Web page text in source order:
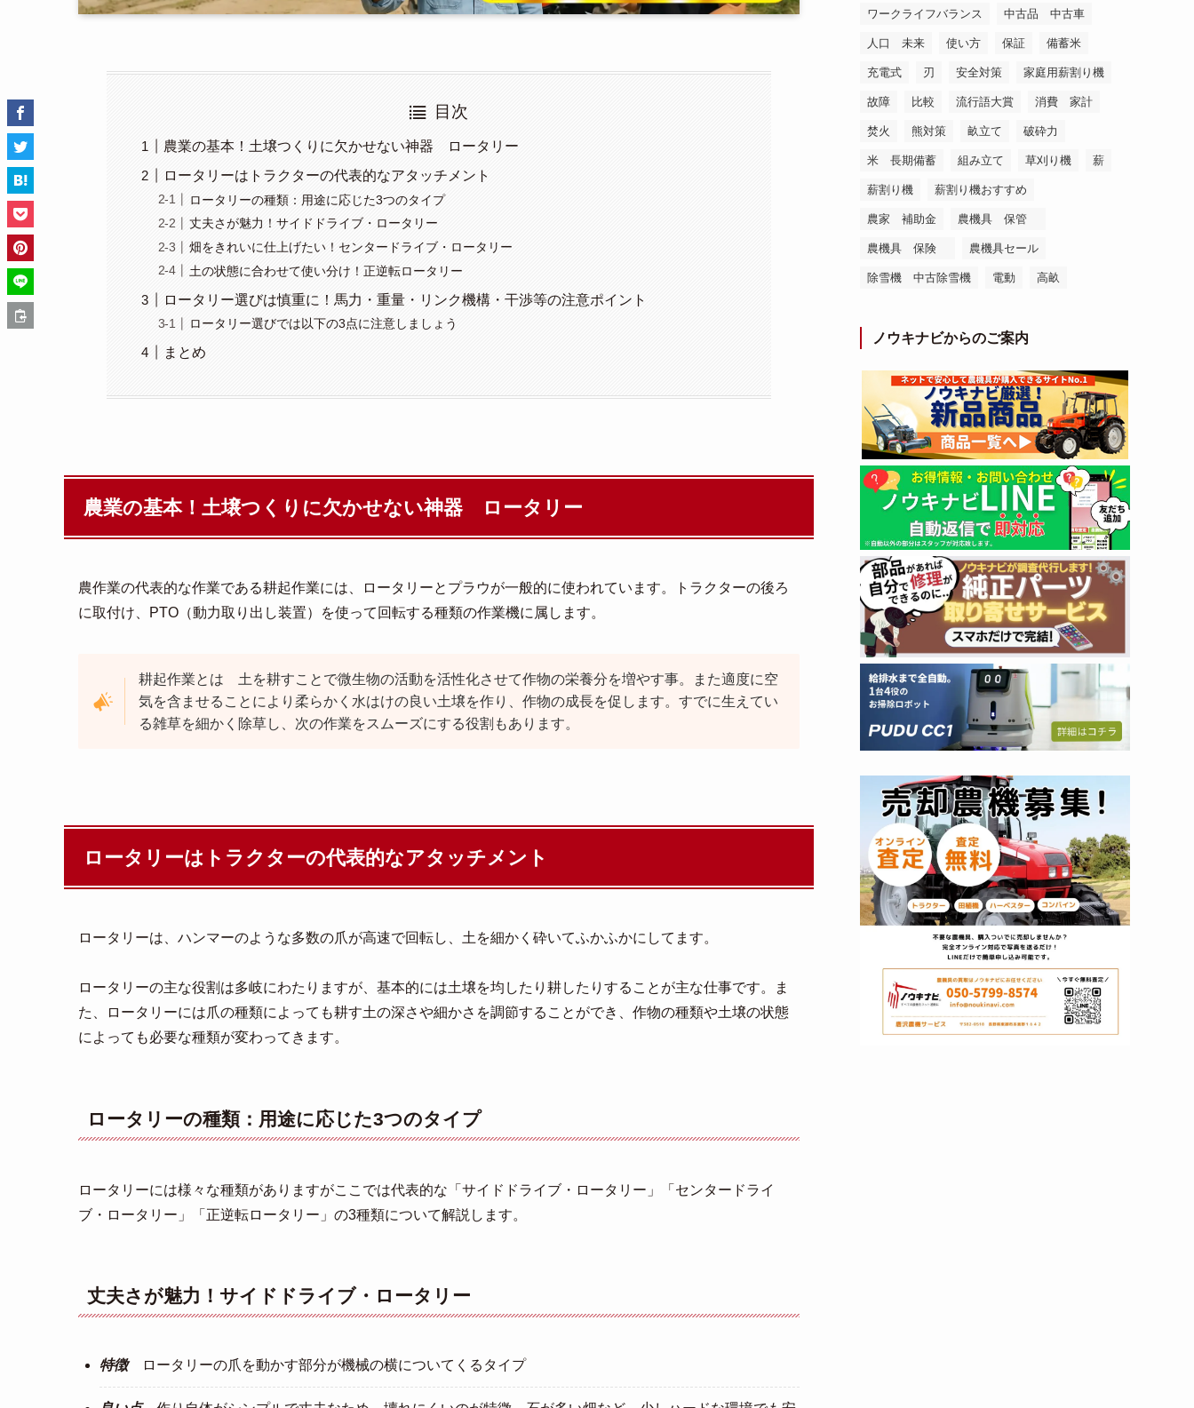
目次
農業の基本！土壌つくりに欠かせない神器 ロータリー
ロータリーはトラクターの代表的なアタッチメント
ロータリーの種類：用途に応じた3つのタイプ
丈夫さが魅力！サイドドライブ・ロータリー
畑をきれいに仕上げたい！センタードライブ・ロータリー
土の状態に合わせて使い分け！正逆転ロータリー
ロータリー選びは慎重に！馬力・重量・リンク機構・干渉等の注意ポイント
ロータリー選びでは以下の3点に注意しましょう
まとめ
農業の基本！土壌つくりに欠かせない神器 ロータリー
農作業の代表的な作業である耕起作業には、ロータリーとプラウが一般的に使われています。トラクターの後ろ
に取付け、PTO（動力取り出し装置）を使って回転する種類の作業機に属します。
耕起作業とは 土を耕すことで微生物の活動を活性化させて作物の栄養分を増やす事。また適度に空
気を含ませることにより柔らかく水はけの良い土壌を作り、作物の成長を促します。すでに生えてい
る雑草を細かく除草し、次の作業をスムーズにする役割もあります。
ロータリーはトラクターの代表的なアタッチメント
ロータリーは、ハンマーのような多数の爪が高速で回転し、土を細かく砕いてふかふかにしてます。
ロータリーの主な役割は多岐にわたりますが、基本的には土壌を均したり耕したりすることが主な仕事です。ま
た、ロータリーには爪の種類によっても耕す土の深さや細かさを調節することができ、作物の種類や土壌の状態
によっても必要な種類が変わってきます。
ロータリーの種類：用途に応じた3つのタイプ
ロータリーには様々な種類がありますがここでは代表的な「サイドドライブ・ロータリー」「センタードライ
ブ・ロータリー」「正逆転ロータリー」の3種類について解説します。
丈夫さが魅力！サイドドライブ・ロータリー
特徴ロータリーの爪を動かす部分が機械の横についてくるタイプ
ワークライフバランス 中古品 中古車
人口 未来 使い方 保証 備蓄米
充電式 刃 安全対策 家庭用薪割り機
故障 比較 流行語大賞 消費 家計
焚火 熊対策 畝立て 破砕力
米 長期備蓄 組み立て 草刈り機 薪
薪割り機 薪割り機おすすめ
農家 補助金 農機具 保管
農機具 保険 農機具セール
除雪機 中古除雪機 電動 高畝
ノウキナビからのご案内